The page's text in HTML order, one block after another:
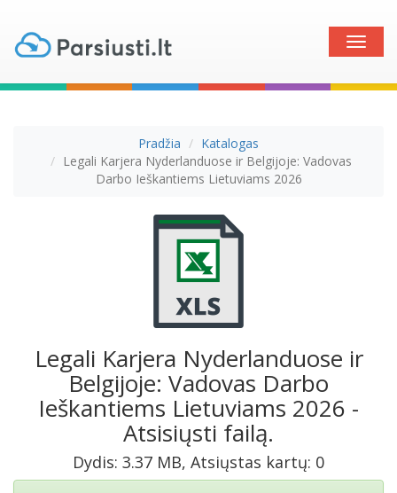
Toggle
Pradžia
Katalogas
Legali Karjera Nyderlanduose ir Belgijoje: Vadovas
Darbo Ieškantiems Lietuviams 2026
Legali Karjera Nyderlanduose ir
Belgijoje: Vadovas Darbo
Ieškantiems Lietuviams 2026 -
Atsisiųsti failą.
Dydis: 3.37 MB, Atsiųstas kartų: 0